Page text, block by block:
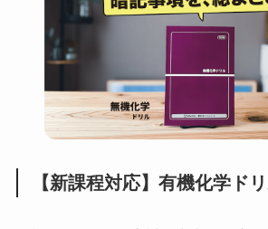
【新課程対応】有機化学ド